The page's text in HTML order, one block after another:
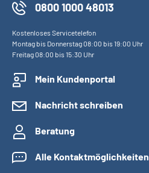
0800 1000 48013
Kostenloses Servicetelefon
Montag bis Donnerstag 08:00 bis 19:00 Uhr
Freitag 08:00 bis 15:30 Uhr
Mein Kundenportal
Nachricht schreiben
Beratung
Alle Kontaktmöglichkeiten